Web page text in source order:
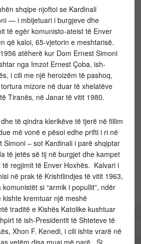
shqipe njoftoi se Kardinali
— i mbijetuari i burgjeve dhe
të egër komunisto-ateist të Enver
që kaloi, 65-vjetorin e meshtarisë.
atëherë kur Dom Ernest Simoni
nga Imzot Ernest Çoba, ish-
i cili me një heroizëm të pashoq,
mizore në duar të xhelatëve
Tiranës, në Janar të vitit 1980.
të qindra klerikëve të tjerë në fillim
më vonë e pësoi edhe prifti i ri në
Simoni – sot Kardinali i parë shqiptar
të jetës së tij në burgjet dhe kampet
regjimit të Enver Hoxhës. Kalvari i
në prak të Krishtlindjes të vitit 1963,
si “armik i popullit”, ndër
kremtuar një meshë
traditë e Kishës Katolike kushtuar
të ish-Presidentit të Shteteve të
Xhon F. Kenedi, i cili ishte vrarë në